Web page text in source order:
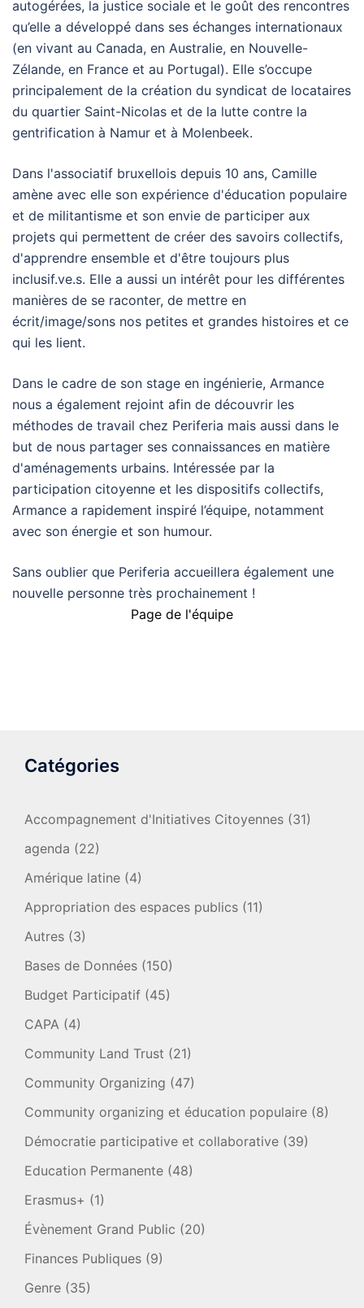
autogérées, la justice sociale et le goût des rencontres
qu’elle a développé dans ses échanges internationaux
(en vivant au Canada, en Australie, en Nouvelle-
Zélande, en France et au Portugal). Elle s’occupe
principalement de la création du syndicat de locataires
du quartier Saint-Nicolas et de la lutte contre la
gentrification à Namur et à Molenbeek.
Dans l'associatif bruxellois depuis 10 ans, Camille
amène avec elle son expérience d'éducation populaire
et de militantisme et son envie de participer aux
projets qui permettent de créer des savoirs collectifs,
d'apprendre ensemble et d'être toujours plus
inclusif.ve.s. Elle a aussi un intérêt pour les différentes
manières de se raconter, de mettre en
écrit/image/sons nos petites et grandes histoires et ce
qui les lient.
Dans le cadre de son stage en ingénierie, Armance
nous a également rejoint afin de découvrir les
méthodes de travail chez Periferia mais aussi dans le
but de nous partager ses connaissances en matière
d'aménagements urbains. Intéressée par la
participation citoyenne et les dispositifs collectifs,
Armance a rapidement inspiré l’équipe, notamment
avec son énergie et son humour.
Sans oublier que Periferia accueillera également une
nouvelle personne très prochainement !
Page de l'équipe
Catégories
Accompagnement d'Initiatives Citoyennes (31)
agenda (22)
Amérique latine (4)
Appropriation des espaces publics (11)
Autres (3)
Bases de Données (150)
Budget Participatif (45)
CAPA (4)
Community Land Trust (21)
Community Organizing (47)
Community organizing et éducation populaire (8)
Démocratie participative et collaborative (39)
Education Permanente (48)
Erasmus+ (1)
Évènement Grand Public (20)
Finances Publiques (9)
Genre (35)